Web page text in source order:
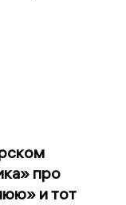
про
и тот